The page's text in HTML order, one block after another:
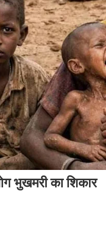
भुखमरी का शिकार